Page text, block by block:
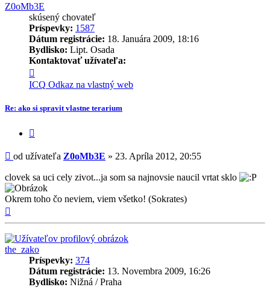
Z0oMb3E
skúsený chovateľ
Príspevky: 1587
Dátum registrácie: 18. Januára 2009, 18:16
Bydlisko: Lipt. Osada
Kontaktovať užívateľa:
informácie
užívateľa
-
Z0oMb3E
ICQ Odkaz na vlastný web
Re: ako si spravit vlastne terarium
Príspevok
od užívateľa Z0oMb3E » 23. Apríla 2012, 20:55
clovek sa uci cely zivot...ja som sa najnovsie naucil vrtat sklo
Okrem toho čo neviem, viem všetko! (Sokrates)
the_zako
Príspevky: 374
Dátum registrácie: 13. Novembra 2009, 16:26
Bydlisko: Nižná / Praha